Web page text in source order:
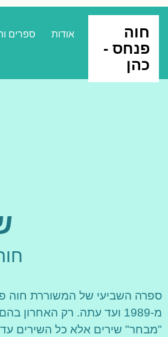
חוה
פנחס -
כהן
אודות ספרים
ספרה השביעי של המשוררת חוה
מ-1989 ועד עתה. רק
"מבחר" שירים אלא כל השירים עד